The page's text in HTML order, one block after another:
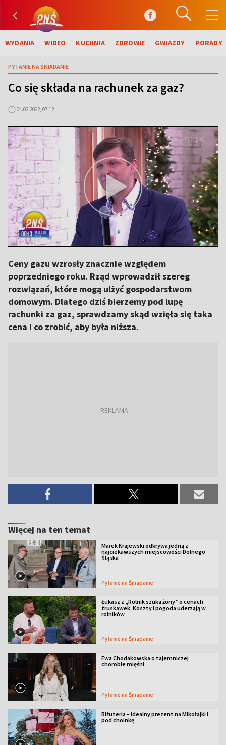
WYDANIA WIDEO KUCHNIA ZDROWIE GWIAZDY PORADY
PYTANIE NA ŚNIADANIE
Co się składa na rachunek za gaz?
04.02.2022, 07:12
Ceny gazu wzrosły znacznie względem
poprzedniego roku. Rząd wprowadził szereg
rozwiązań, które mogą ulżyć gospodarstwom
domowym. Dlatego dziś bierzemy pod lupę
rachunki za gaz, sprawdzamy skąd wzięła się taka
cena i co zrobić, aby była niższa.
Więcej na ten temat
Marek Krajewski odkrywa jedną z
najciekawszych miejscowości Dolnego
Śląska
Pytanie na Śniadanie
Łukasz z „Rolnik szuka żony” o cenach
truskawek. Koszty i pogoda uderzają w
rolników
Pytanie na Śniadanie
Ewa Chodakowska o tajemniczej
chorobie mięśni
Pytanie na Śniadanie
Biżuteria – idealny prezent na Mikołajki i
pod choinkę